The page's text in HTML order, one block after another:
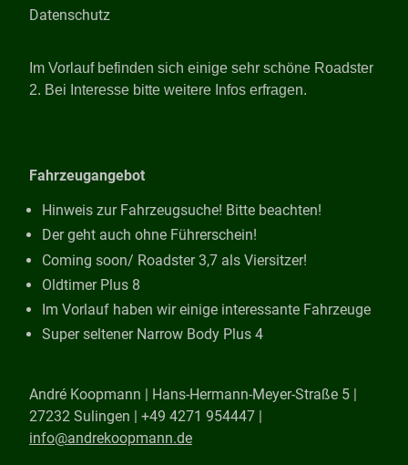
Datenschutz
Im Vorlauf befinden sich einige sehr schöne Roadster
2. Bei Interesse bitte weitere Infos erfragen.
Fahrzeugangebot
Hinweis zur Fahrzeugsuche! Bitte beachten!
Der geht auch ohne Führerschein!
Coming soon/ Roadster 3,7 als Viersitzer!
Oldtimer Plus 8
Im Vorlauf haben wir einige interessante Fahrzeuge
Super seltener Narrow Body Plus 4
André Koopmann | Hans-Hermann-Meyer-Straße 5 |
27232 Sulingen | +49 4271 954447 |
info@andrekoopmann.de